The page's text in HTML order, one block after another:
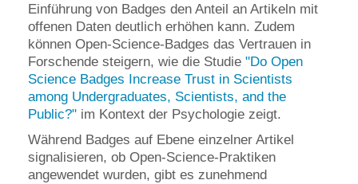
Einführung von Badges den Anteil an Artikeln mit
offenen Daten deutlich erhöhen kann. Zudem
können Open-Science-Badges das Vertrauen in
Forschende steigern, wie die Studie "Do Open
Science Badges Increase Trust in Scientists
among Undergraduates, Scientists, and the
Public?" im Kontext der Psychologie zeigt.
Während Badges auf Ebene einzelner Artikel
signalisieren, ob Open-Science-Praktiken
angewendet wurden, gibt es zunehmend